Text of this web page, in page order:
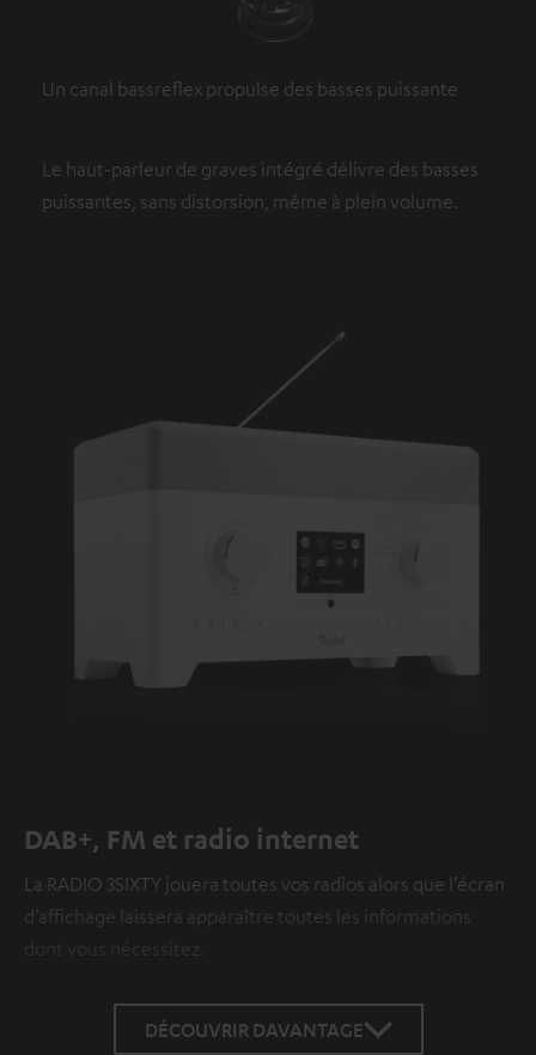
Un canal bassreflex propulse des basses puissante
Le haut-parleur de graves intégré délivre des basses
puissantes, sans distorsion, même à plein volume.
DAB+, FM et radio internet
La RADIO 3SIXTY jouera toutes vos radios alors que l’écran
d’affichage laissera apparaître toutes les informations
DÉCOUVRIR DAVANTAGE